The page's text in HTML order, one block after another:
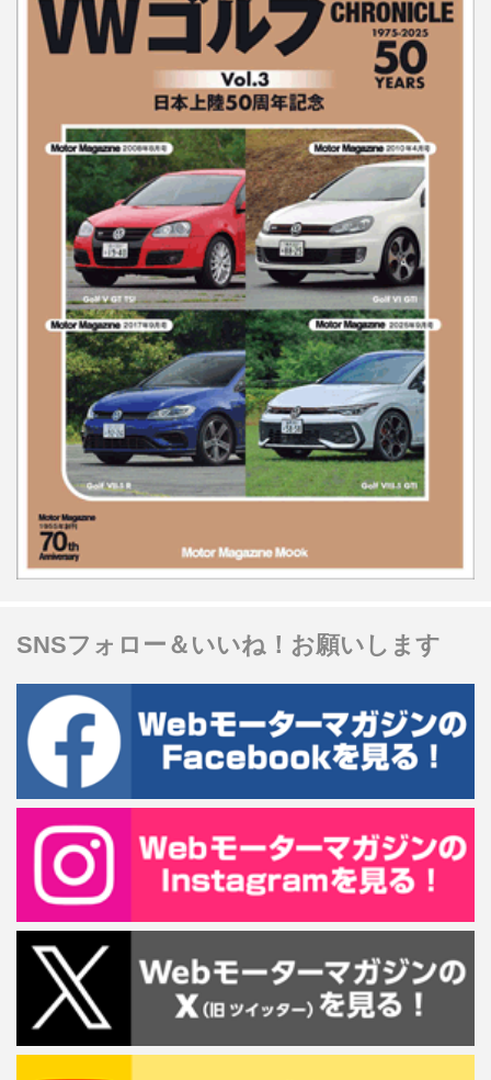
SNSフォロー＆いいね！お願いします